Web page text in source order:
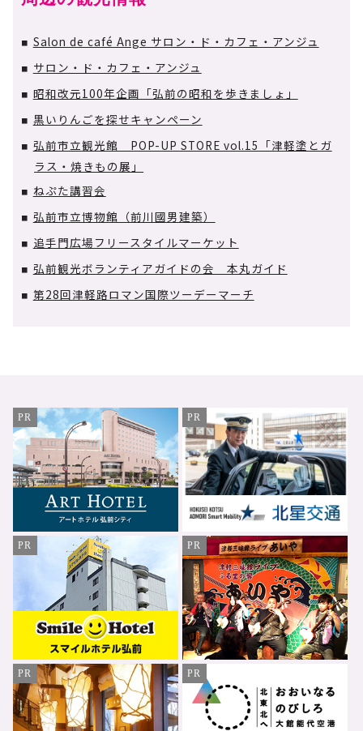
■ Salon de café Ange サロン・ド・カフェ・アンジュ
■ サロン・ド・カフェ・アンジュ
■ 昭和改元100年企画「弘前の昭和を歩きましょ」
■ 黒いりんごを探せキャンペーン
■ 弘前市立観光館 POP-UP STORE vol.15「津軽塗とガ
ラス・焼きもの展」
■ ねぷた講習会
■ 弘前市立博物館（前川國男建築）
■ 追手門広場フリースタイルマーケット
■ 弘前観光ボランティアガイドの会 本丸ガイド
■ 第28回津軽路ロマン国際ツーデーマーチ
PR PR
PR PR
PR PR